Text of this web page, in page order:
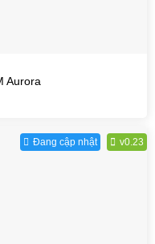
Aurora
Đang cập nhật v0.23